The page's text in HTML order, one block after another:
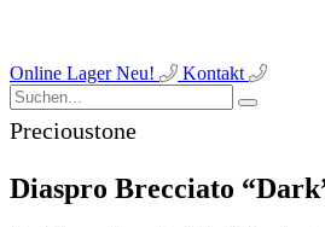
Online LagerNeu! Kontakt
Precioustone
Diaspro Brecciato